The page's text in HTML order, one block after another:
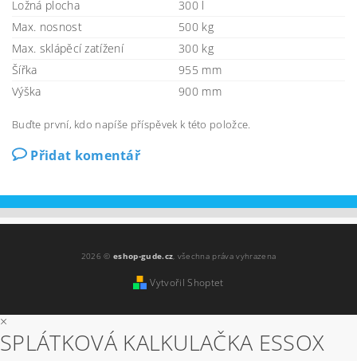
Ložná plocha
300 l
Max. nosnost
500 kg
Max. sklápěcí zatížení
300 kg
Šířka
955 mm
Výška
900 mm
Buďte první, kdo napíše příspěvek k této položce.
Přidat komentář
2026 ©eshop-gude.cz, všechna práva vyhrazena
Vytvořil Shoptet
×
SPLÁTKOVÁ KALKULAČKA ESSOX